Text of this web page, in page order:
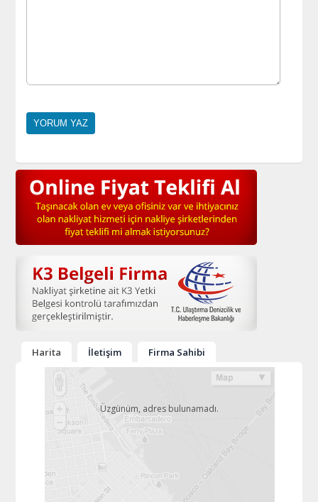
Harita İletişim Firma Sahibi
Üzgünüm, adres bulunamadı.